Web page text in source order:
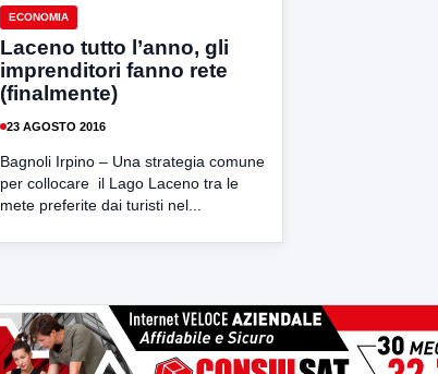
ECONOMIA
Laceno tutto l’anno, gli
imprenditori fanno rete
(finalmente)
23 AGOSTO 2016
Bagnoli Irpino – Una strategia comune
per collocare il Lago Laceno tra le
mete preferite dai turisti nel...